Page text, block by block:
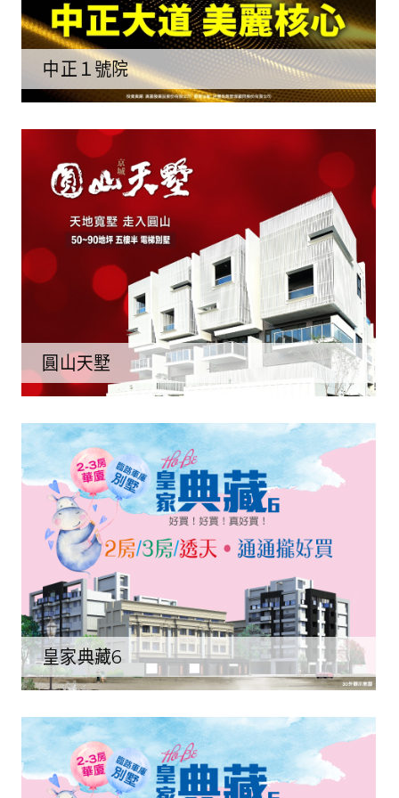
中正１號院
圓山天墅
皇家典藏6